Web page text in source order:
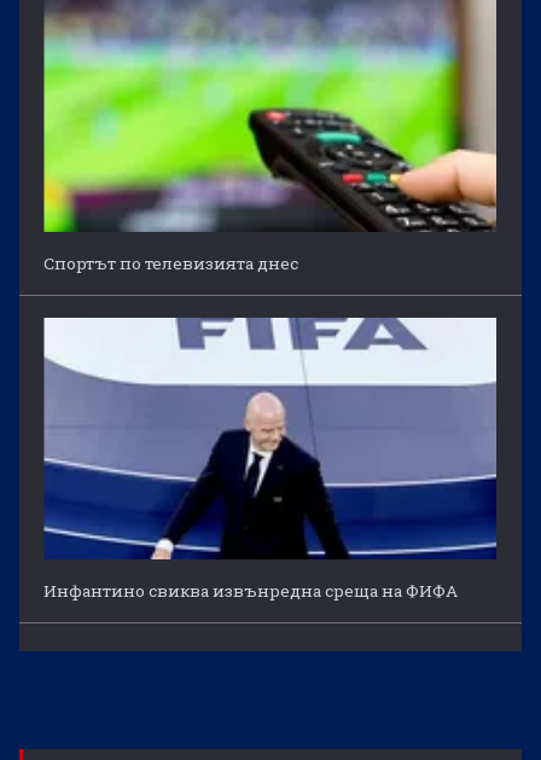
Спортът по телевизията днес
Инфантино свиква извънредна среща на ФИФА